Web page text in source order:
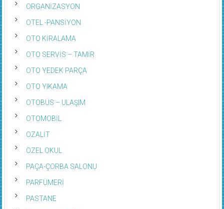
ORGANİZASYON
OTEL -PANSİYON
OTO KİRALAMA
OTO SERVİS – TAMİR
OTO YEDEK PARÇA
OTO YIKAMA
OTOBÜS – ULAŞIM
OTOMOBİL
OZALİT
ÖZEL OKUL
PAÇA-ÇORBA SALONU
PARFÜMERİ
PASTANE